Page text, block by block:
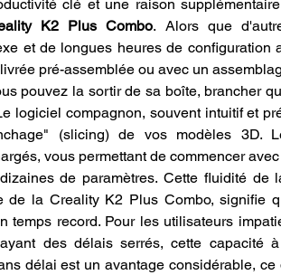
clé et une raison
K2 Plus Combo. Alors que
et de longues heures de
pré-assemblée ou avec un
pouvez la sortir de sa boîte, brancher
logiciel compagnon, souvent intuitif et
(slicing) de vos modèles 3D.
vous permettant de commencer
de paramètres. Cette fluidité
de la Creality K2 Plus Combo, signifie
temps record. Pour les utilisateurs
des délais serrés, cette capacité
délai est un avantage considérable,